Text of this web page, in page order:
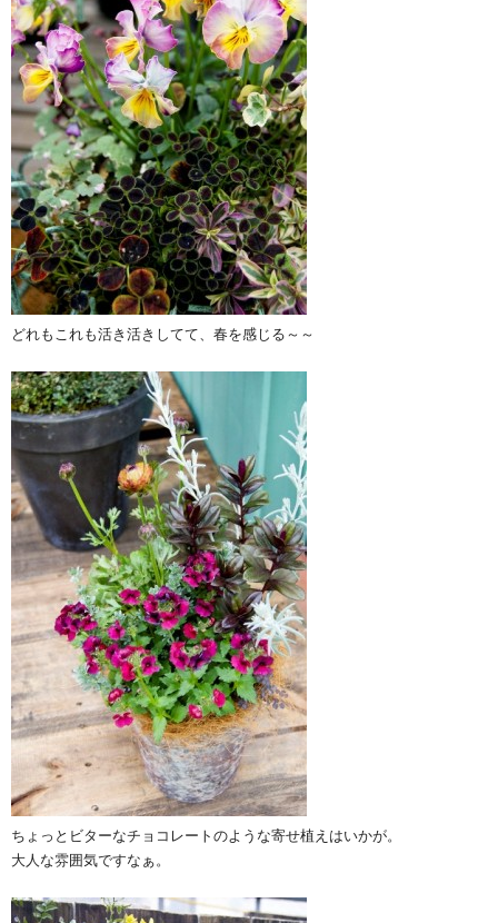
どれもこれも活き活きしてて、春を感じる～～
ちょっとビターなチョコレートのような寄せ植えはいかが。
大人な雰囲気ですなぁ。